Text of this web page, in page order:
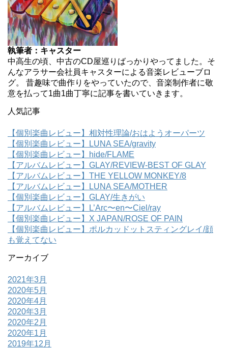
執筆者：キャスター
中高生の頃、中古のCD屋巡りばっかりやってました。そ
んなアラサー会社員キャスターによる音楽レビューブロ
グ。 昔趣味で曲作りをやっていたので、音楽制作者に敬
意を払って1曲1曲丁寧に記事を書いていきます。
人気記事
【個別楽曲レビュー】相対性理論/おはようオーパーツ
【個別楽曲レビュー】LUNA SEA/gravity
【個別楽曲レビュー】hide/FLAME
【アルバムレビュー】GLAY/REVIEW-BEST OF GLAY
【アルバムレビュー】THE YELLOW MONKEY/8
【アルバムレビュー】LUNA SEA/MOTHER
【個別楽曲レビュー】GLAY/生きがい
【アルバムレビュー】L’Arc〜en〜Ciel/ray
【個別楽曲レビュー】X JAPAN/ROSE OF PAIN
【個別楽曲レビュー】ポルカッドットスティングレイ/顔
も覚えてない
アーカイブ
2021年3月
2020年5月
2020年4月
2020年3月
2020年2月
2020年1月
2019年12月